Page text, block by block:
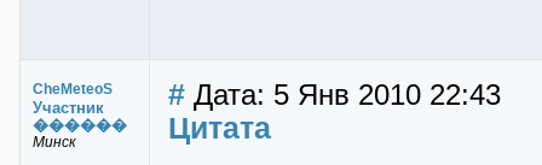
CheMeteoS
Участник
������
Минск
# Дата: 5 Янв 2010 22:43
Цитата